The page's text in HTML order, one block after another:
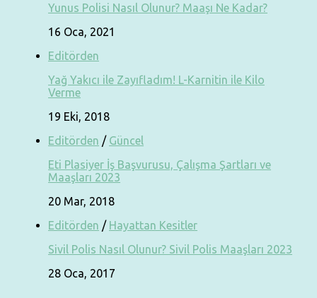
Yunus Polisi Nasıl Olunur? Maaşı Ne Kadar?
16 Oca, 2021
Editörden
Yağ Yakıcı ile Zayıfladım! L-Karnitin ile Kilo
Verme
19 Eki, 2018
Editörden / Güncel
Eti Plasiyer İş Başvurusu, Çalışma Şartları ve
Maaşları 2023
20 Mar, 2018
Editörden / Hayattan Kesitler
Sivil Polis Nasıl Olunur? Sivil Polis Maaşları 2023
28 Oca, 2017